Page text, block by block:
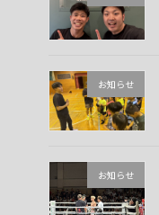
お知らせ
お知らせ